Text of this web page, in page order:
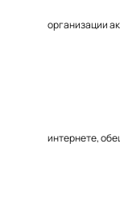
организации
интернете,